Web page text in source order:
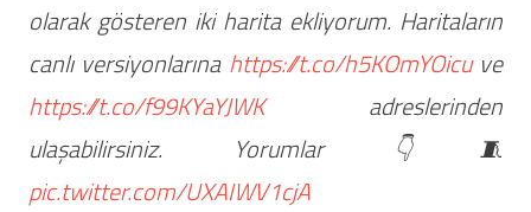
olarak gösteren iki harita ekliyorum. Haritaların
canlı versiyonlarına https://t.co/h5KOmYOicuve
https://t.co/f99KYaYJWKadreslerinden
ulaşabilirsiniz. Yorumlar 👇🧵
pic.twitter.com/UXAIWV1cjA